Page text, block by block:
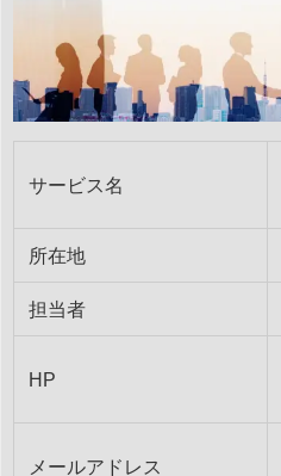
サービス名
所在地
担当者
HP
メールアドレス